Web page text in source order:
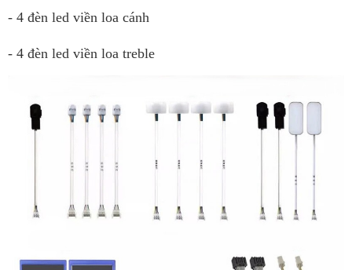
- 4 đèn led viền loa cánh
- 4 đèn led viền loa treble